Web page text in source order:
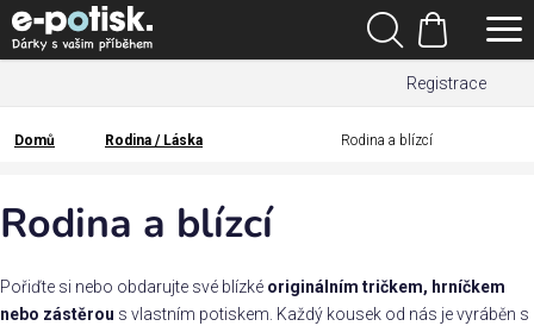
Přejít
na
obsah
Registrace
Hledat
Nákupní
košík
pro
Domů
Domů Rodina / Láska Rodina a blízcí
Rodina a blízcí
Pořiďte si nebo obdarujte své blízké originálním tričkem, hrníčkem
nebo zástěrou s vlastním potiskem. Každý kousek od nás je vyráběn s